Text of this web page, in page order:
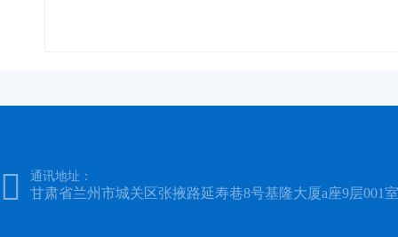
 通讯地址：
甘肃省兰州市城关区张掖路延寿巷8号基隆大厦a座9层001室